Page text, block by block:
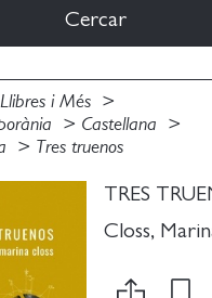
Llibres i Més
Castellana
Tres truenos
TRES
Closs,